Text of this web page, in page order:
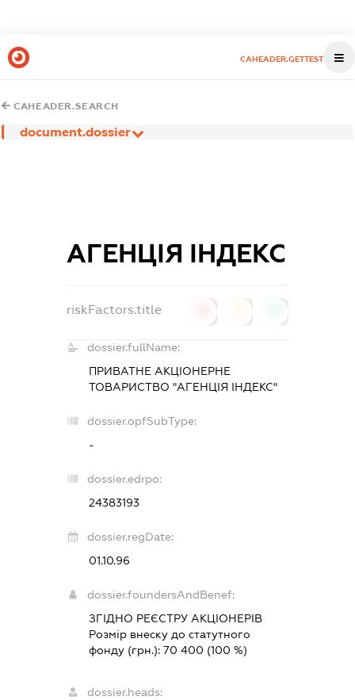
CAHEADER.GETTEST
CAHEADER.SEARCH
document.dossier
АГЕНЦІЯ ІНДЕКС
riskFactors.title
dossier.fullName:
ПРИВАТНЕ АКЦІОНЕРНЕ
ТОВАРИСТВО "АГЕНЦІЯ ІНДЕКС"
dossier.opfSubType:
-
dossier.edrpo:
24383193
dossier.regDate:
01.10.96
dossier.foundersAndBenef:
ЗГІДНО РЕЄСТРУ АКЦІОНЕРІВ
Розмір внеску до статутного
фонду (грн.):70 400 (100 %)
dossier.heads: